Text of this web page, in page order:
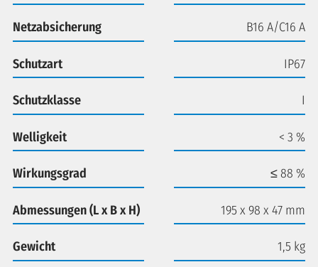
Netzabsicherung B16 A/C16 A
Schutzart IP67
Schutzklasse I
Welligkeit < 3 %
Wirkungsgrad ≤ 88 %
Abmessungen (L x B x H) 195 x 98 x 47 mm
Gewicht 1,5 kg